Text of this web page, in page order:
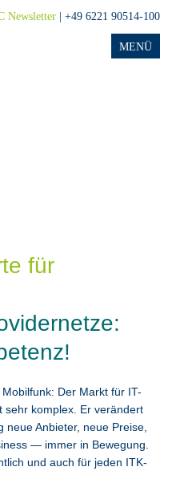
Newsletter | +49 6221 90514-100
für
Der Markt für IT-
sehr komplex. Er verändert
Anbieter, neue Preise,
— immer in Bewegung.
und auch für jeden ITK-